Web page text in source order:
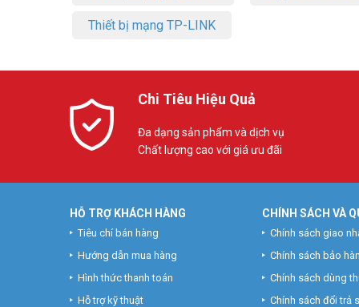
Thiết bị mạng TP-LINK
Chi Tiêu Hiệu Quả
Đa dạng sản phẩm và dịch vụ
Chất lượng cao với giá ưu đãi
HỖ TRỢ KHÁCH HÀNG
Tiêu chí bán hàng
Hướng dẫn mua hàng
Hình thức thanh toán
Hỗ trợ kỹ thuật
CHÍNH SÁCH VÀ
Chính sách giao
Chính sách bảo
Chính sách dùng
Chính sách đổi trả